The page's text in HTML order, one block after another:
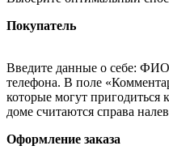
Покупатель
Введите данные о себе:
телефона. В поле
которые могут пригодиться
доме считаются справа
Оформление заказа